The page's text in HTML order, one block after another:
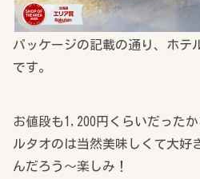
パッケージの記載の通り、ホテ
です。
お値段も1,200円くらいだったか
ルタオのは当然美味しくて大好
んだろう～楽しみ！